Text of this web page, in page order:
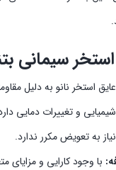
سیمانی
عایق استخر نانو به دلیل
و تغییرات دمایی
به تعویض مکرر ندارد.
با وجود کارایی و مزایای